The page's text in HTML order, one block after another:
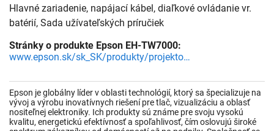
Hlavné zariadenie, napájací kábel, diaľkové ovládanie vr.
batérií, Sada užívateľských príručiek
Stránky o produkte Epson EH-TW7000:
www.epson.sk/sk_SK/produkty/projektory/dom%c3%a1ce-kino/eh-tw7000/p/28495
Epson je globálny líder v oblasti technológií, ktorý sa špecializuje na
vývoj a výrobu inovatívnych riešení pre tlač, vizualizáciu a oblasť
nositeľnej elektroniky. Ich produkty sú známe pre svoju vysokú
kvalitu, energetickú efektívnosť a spoľahlivosť, čím oslovujú široké